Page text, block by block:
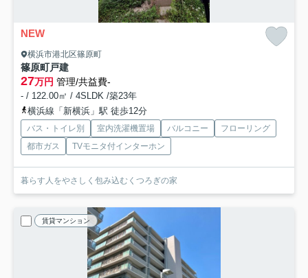
NEW
横浜市港北区篠原町
篠原町戸建
27万円 管理/共益費-
- / 122.00㎡ / 4SLDK /築23年
横浜線「新横浜」駅 徒歩12分
バス・トイレ別 室内洗濯機置場 バルコニー
フローリング
都市ガス
TVモニタ付インターホン
暮らす人をやさしく包み込むくつろぎの家
賃貸マンション